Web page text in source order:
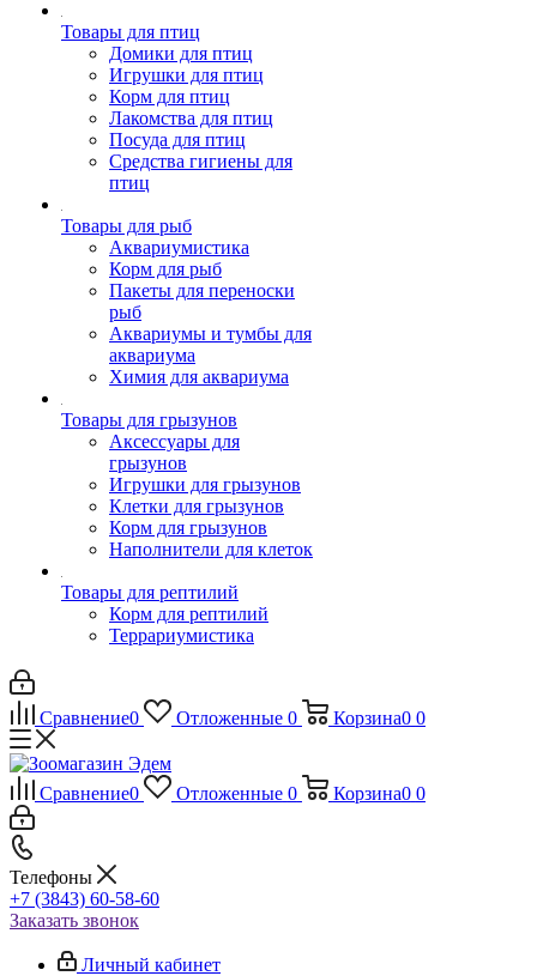
Товары для птиц
Домики для птиц
Игрушки для птиц
Корм для птиц
Лакомства для птиц
Посуда для птиц
Средства гигиены для
птиц
Товары для рыб
Аквариумистика
Корм для рыб
Пакеты для переноски
рыб
Аквариумы и тумбы для
аквариума
Химия для аквариума
Товары для грызунов
Аксессуары для
грызунов
Игрушки для грызунов
Клетки для грызунов
Корм для грызунов
Наполнители для клеток
Товары для рептилий
Корм для рептилий
Террариумистика
Сравнение0 Отложенные 0 Корзина0 0
Сравнение0 Отложенные 0 Корзина0 0
Телефоны
+7 (3843) 60-58-60
Заказать звонок
Личный кабинет